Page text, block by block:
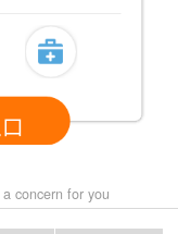
concern for you